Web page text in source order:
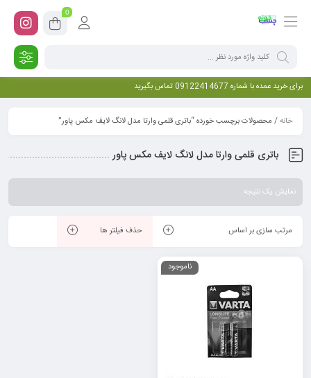
0
برای خرید عمده با شماره 09122414677 تماس بگیرید
خانه/ محصولات برچسب خورده “باتری قلمی وارتا مدل لانگ لایف مکس پاور”
باتری قلمی وارتا مدل لانگ لایف مکس پاور
نمایش یک نتیجه
مرتب سازی بر اساس حذف فیلتر ها
ناموجود